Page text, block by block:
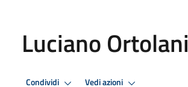
Luciano Ortolani
Condividi Vedi azioni